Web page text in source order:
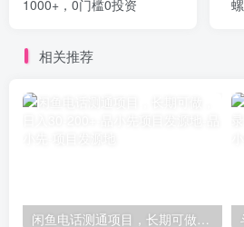
1000+，0门槛0投资
相关推荐
闲鱼电话测通项目，长期可做，日入30-200+-品小先项目发源地